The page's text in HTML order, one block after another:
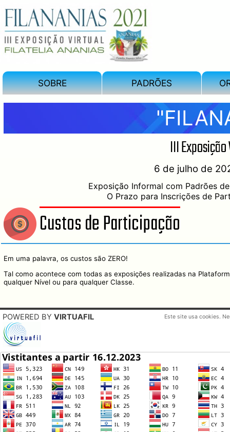
SOBRE PADRÕES
III
6 de julho de
Exposição Informal com Padrões
O Prazo para Inscrições de
Custos de Participação
Em uma palavra, os custos são ZERO!
Tal como acontece com todas as exposições realizadas na
qualquer Nível ou para qualquer Classe.
POWERED BY VIRTUAFIL Este site usa cookies.